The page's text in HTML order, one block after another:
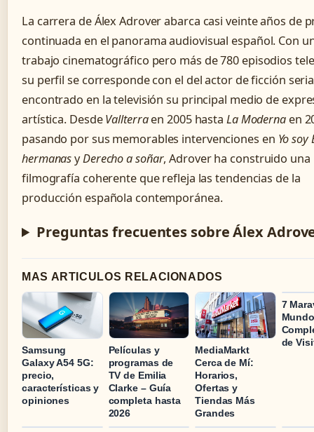
La carrera de Álex Adrover abarca casi veinte años de
continuada en el panorama audiovisual español. Con
trabajo cinematográfico pero más de 780 episodios
su perfil se corresponde con el del actor de ficción
encontrado en la televisión su principal medio de
artística. DesdeVallterraen 2005 hasta La Modernaen
pasando por sus memorables intervenciones en Yo soy
hermanasyDerecho a soñar, Adrover ha construido una
filmografía coherente que refleja las tendencias de la
producción española contemporánea.
Preguntas frecuentes sobre Álex
MAS ARTICULOS RELACIONADOS
Samsung
Galaxy A54 5G:
precio,
características y
opiniones
Películas y
programas de
TV de Emilia
Clarke – Guía
completa hasta
2026
MediaMarkt
Cerca de Mí:
Horarios,
Ofertas y
Tiendas Más
Grandes
7
de